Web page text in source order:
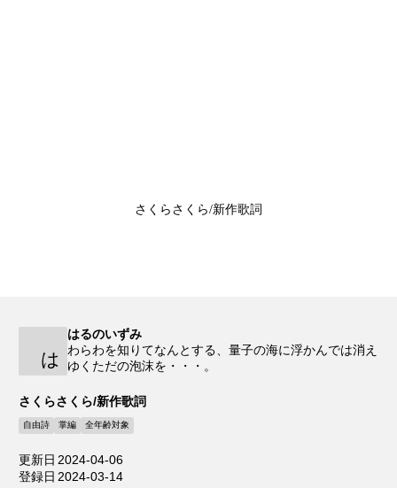
さくらさくら/新作歌詞
は
はるのいずみ
わらわを知りてなんとする、量子の海に浮かんでは消え
ゆくただの泡沫を・・・。
さくらさくら/新作歌詞
自由詩 掌編 全年齢対象
更新日 2024-04-06
登録日 2024-03-14